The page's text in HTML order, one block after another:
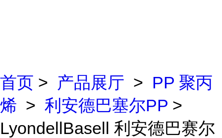
首页 > 产品展厅 > PP 聚丙
烯 > 利安德巴塞尔PP >
LyondellBasell 利安德巴赛尔